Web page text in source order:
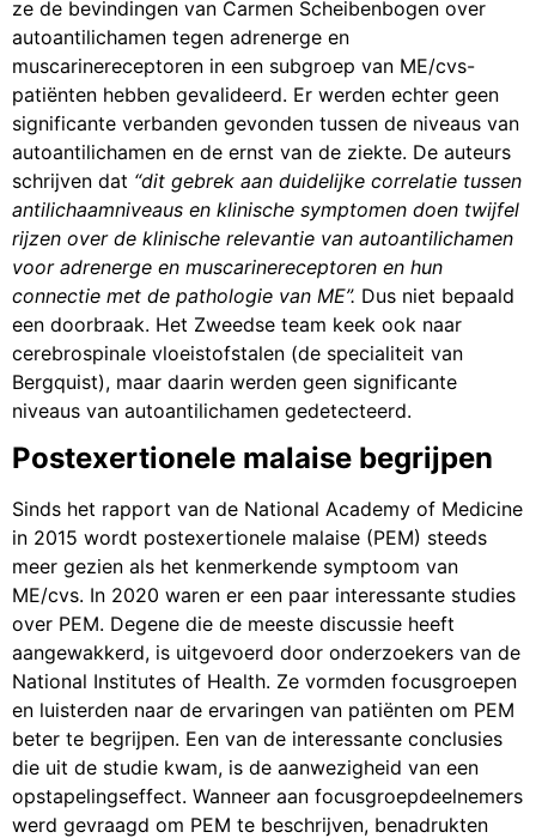
ze de bevindingen van Carmen Scheibenbogen over
autoantilichamen tegen adrenerge en
muscarinereceptoren in een subgroep van ME/cvs-
patiënten hebben gevalideerd. Er werden echter geen
significante verbanden gevonden tussen de niveaus van
autoantilichamen en de ernst van de ziekte. De auteurs
schrijven dat “dit gebrek aan duidelijke correlatie tussen
antilichaamniveaus en klinische symptomen doen twijfel
rijzen over de klinische relevantie van autoantilichamen
voor adrenerge en muscarinereceptoren en hun
connectie met de pathologie van ME”. Dus niet bepaald
een doorbraak. Het Zweedse team keek ook naar
cerebrospinale vloeistofstalen (de specialiteit van
Bergquist), maar daarin werden geen significante
niveaus van autoantilichamen gedetecteerd.
Postexertionele malaise begrijpen
Sinds het rapport van de National Academy of Medicine
in 2015 wordt postexertionele malaise (PEM) steeds
meer gezien als het kenmerkende symptoom van
ME/cvs. In 2020 waren er een paar interessante studies
over PEM. Degene die de meeste discussie heeft
aangewakkerd, is uitgevoerd door onderzoekers van de
National Institutes of Health. Ze vormden focusgroepen
en luisterden naar de ervaringen van patiënten om PEM
beter te begrijpen. Een van de interessante conclusies
die uit de studie kwam, is de aanwezigheid van een
opstapelingseffect. Wanneer aan focusgroepdeelnemers
werd gevraagd om PEM te beschrijven, benadrukten